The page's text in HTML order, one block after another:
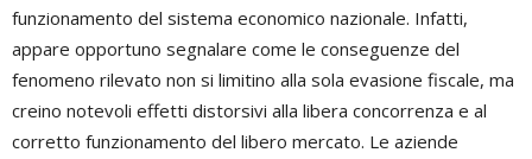
funzionamento del sistema economico nazionale. Infatti,
appare opportuno segnalare come le conseguenze del
fenomeno rilevato non si limitino alla sola evasione fiscale, ma
creino notevoli effetti distorsivi alla libera concorrenza e al
corretto funzionamento del libero mercato. Le aziende